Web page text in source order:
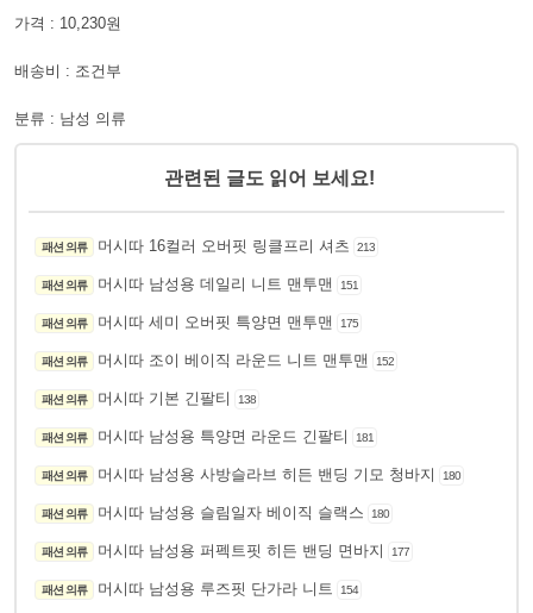
가격 : 10,230원
배송비 : 조건부
분류 : 남성 의류
관련된 글도 읽어 보세요!
패션 의류 머시따 16컬러 오버핏 링클프리 셔츠 213
패션 의류 머시따 남성용 데일리 니트 맨투맨 151
패션 의류 머시따 세미 오버핏 특양면 맨투맨 175
패션 의류 머시따 조이 베이직 라운드 니트 맨투맨 152
패션 의류 머시따 기본 긴팔티 138
패션 의류 머시따 남성용 특양면 라운드 긴팔티 181
패션 의류 머시따 남성용 사방슬라브 히든 밴딩 기모 청바지 180
패션 의류 머시따 남성용 슬림일자 베이직 슬랙스 180
패션 의류 머시따 남성용 퍼펙트핏 히든 밴딩 면바지 177
패션 의류 머시따 남성용 루즈핏 단가라 니트 154